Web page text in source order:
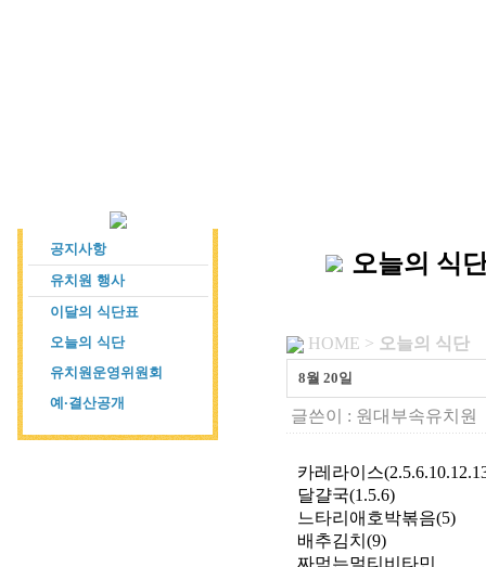
공지사항
유치원 행사
이달의 식단표
오늘의 식단
유치원운영위원회
예·결산공개
오늘의 식
HOME > 오늘의 식단
8월 20일
글쓴이 : 원대부속유치원
카레라이스
달걀국(1.5.6)
느타리애호박볶음(5)
배추김치(9)
짜먹는멀티비타민